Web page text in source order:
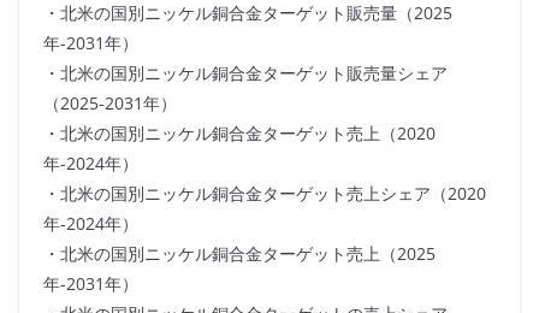
・北米の国別ニッケル銅合金ターゲット販売量（2025
年-2031年）
・北米の国別ニッケル銅合金ターゲット販売量シェア
（2025-2031年）
・北米の国別ニッケル銅合金ターゲット売上（2020
年-2024年）
・北米の国別ニッケル銅合金ターゲット売上シェア（2020
年-2024年）
・北米の国別ニッケル銅合金ターゲット売上（2025
年-2031年）